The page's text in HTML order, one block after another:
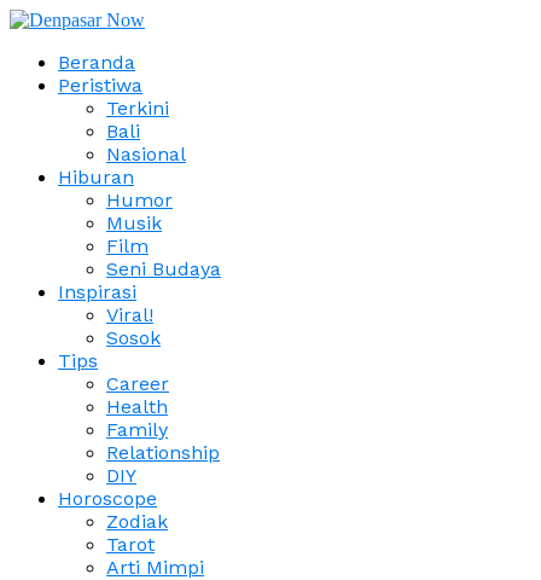
Beranda
Peristiwa
Terkini
Bali
Nasional
Hiburan
Humor
Musik
Film
Seni Budaya
Inspirasi
Viral!
Sosok
Tips
Career
Health
Family
Relationship
DIY
Horoscope
Zodiak
Tarot
Arti Mimpi